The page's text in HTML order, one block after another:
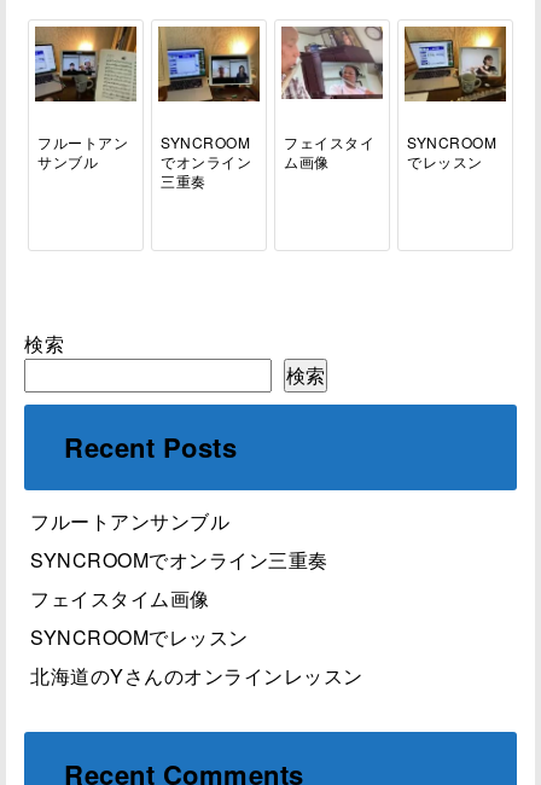
フルートアン
サンブル
SYNCROOM
でオンライン
三重奏
フェイスタイ
ム画像
SYNCROOM
でレッスン
検索
検索
Recent Posts
フルートアンサンブル
SYNCROOMでオンライン三重奏
フェイスタイム画像
SYNCROOMでレッスン
北海道のYさんのオンラインレッスン
Recent Comments